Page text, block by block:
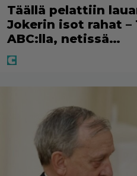
Täällä pelattiin
Jokerin isot rahat –
ABC:lla, netissä…